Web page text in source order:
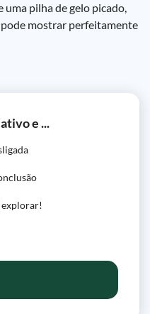
pilha de gelo picado,
mostrar perfeitamente
e ...
explorar!